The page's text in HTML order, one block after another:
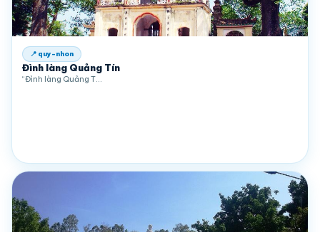
📍 quy-nhon
Đình làng Quảng Tín
“Đình làng Quảng T…